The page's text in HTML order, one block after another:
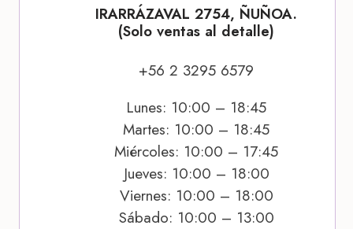
IRARRÁZAVAL 2754, ÑUÑOA.
(Solo ventas al detalle)
+56 2 3295 6579
Lunes: 10:00 – 18:45
Martes: 10:00 – 18:45
Miércoles: 10:00 – 17:45
Jueves: 10:00 – 18:00
Viernes: 10:00 – 18:00
Sábado: 10:00 – 13:00